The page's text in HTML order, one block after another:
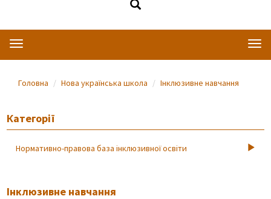
Toggle
Головна Нова українська школа Інклюзивне навчання
Категорії
Нормативно-правова база інклюзивної освіти
Інклюзивне навчання